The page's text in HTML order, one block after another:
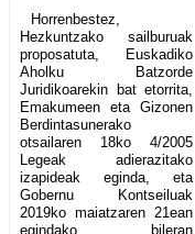
Horrenbestez,
Hezkuntzako sailburuak
proposatuta, Euskadiko
Aholku Batzorde
Juridikoarekin bat etorrita,
Emakumeen eta Gizonen
Berdintasunerako
otsailaren 18ko 4/2005
Legeak adierazitako
izapideak eginda, eta
Gobernu Kontseiluak
2019ko maiatzaren 21ean
egindako bileran